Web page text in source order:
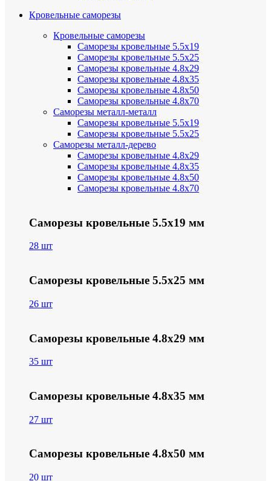
Кровельные саморезы
Кровельные саморезы
Саморезы кровельные 5.5х19
Саморезы кровельные 5.5х25
Саморезы кровельные 4.8х29
Саморезы кровельные 4.8х35
Саморезы кровельные 4.8х50
Саморезы кровельные 4.8х70
Саморезы металл-металл
Саморезы кровельные 5.5х19
Саморезы кровельные 5.5х25
Саморезы металл-дерево
Саморезы кровельные 4.8х29
Саморезы кровельные 4.8х35
Саморезы кровельные 4.8х50
Саморезы кровельные 4.8х70
Саморезы кровельные 5.5х19 мм
28 шт
Саморезы кровельные 5.5х25 мм
26 шт
Саморезы кровельные 4.8х29 мм
35 шт
Саморезы кровельные 4.8х35 мм
27 шт
Саморезы кровельные 4.8х50 мм
20 шт